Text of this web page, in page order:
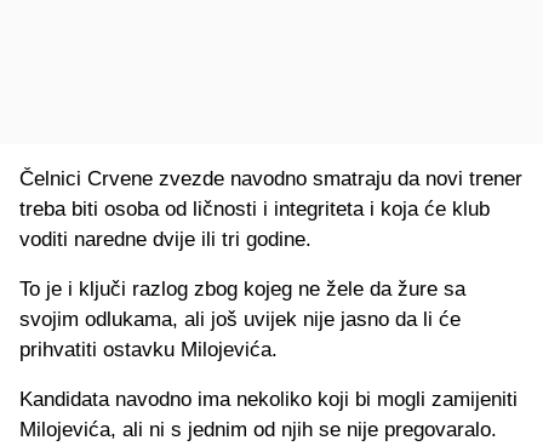
Čelnici Crvene zvezde navodno smatraju da novi trener
treba biti osoba od ličnosti i integriteta i koja će klub
voditi naredne dvije ili tri godine.
To je i ključi razlog zbog kojeg ne žele da žure sa
svojim odlukama, ali još uvijek nije jasno da li će
prihvatiti ostavku Milojevića.
Kandidata navodno ima nekoliko koji bi mogli zamijeniti
Milojevića, ali ni s jednim od njih se nije pregovaralo.